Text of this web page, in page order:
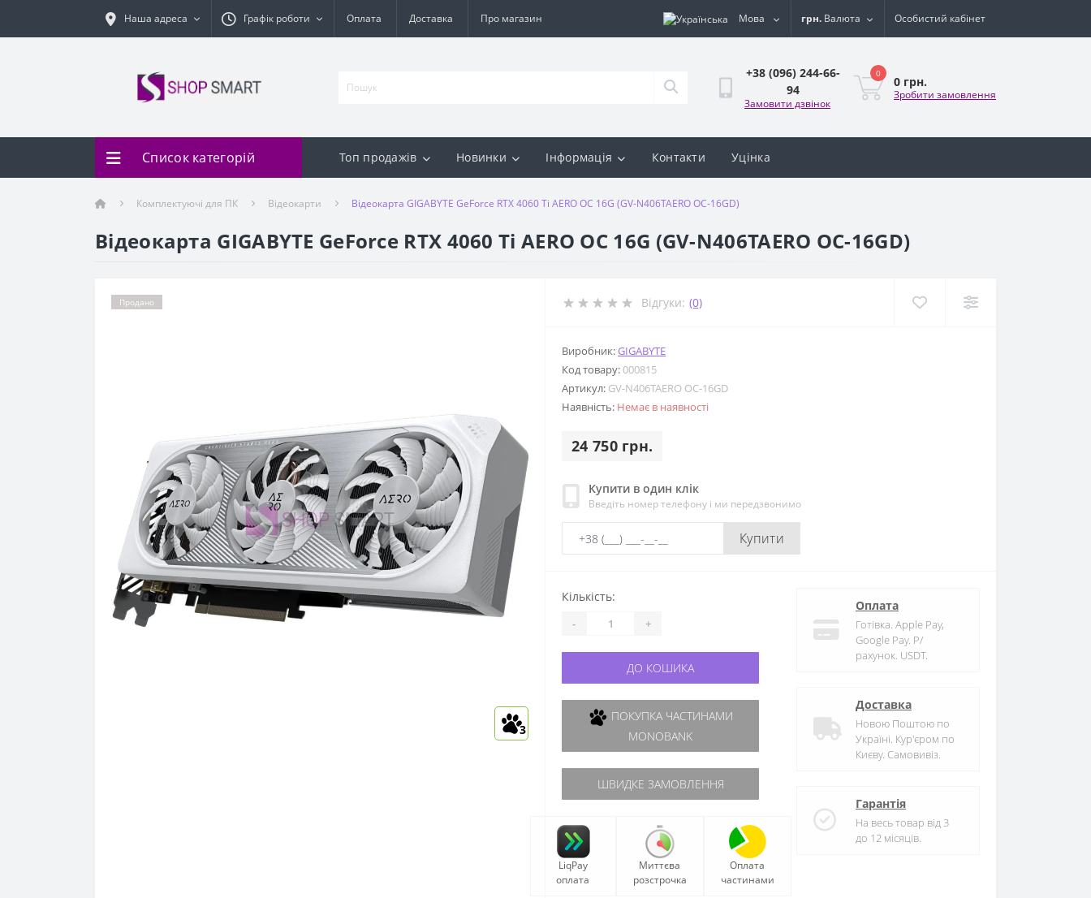
Наша адреса Графік роботи Оплата Доставка Про магазин Мова грн. Валюта Особистий кабінет
+38 (096) 244-66-
94
Замовити дзвінок
0
0 грн.
Зробити замовлення
Список категорій Топ продажів Новинки Інформація Контакти Уцінка
Комплектуючі для ПК Відеокарти Відеокарта GIGABYTE GeForce RTX 4060 Ti AERO OC 16G (GV-N406TAERO OC-16GD)
Відеокарта GIGABYTE GeForce RTX 4060 Ti AERO OC 16G (GV-N406TAERO OC-16GD)
Продано
3
Відгуки: (0)
Виробник:GIGABYTE
Код товару:000815
Артикул: GV-N406TAERO OC-16GD
Наявність: Немає в наявності
24 750 грн.
Купити в один клік
Введіть номер телефону і ми передзвонимо
Купити
Кількість:
- +
ДО КОШИКА
MONOBANK
ШВИДКЕ ЗАМОВЛЕННЯ
LiqPay
оплата
Миттєва
розстрочка
Оплата
частинами
Оплата
Готівка. Apple Pay,
Google Pay. Р/
рахунок. USDT.
Доставка
Новою Поштою по
Україні. Кур'єром по
Києву. Самовивіз.
Гарантія
На весь товар від 3
до 12 місяців.